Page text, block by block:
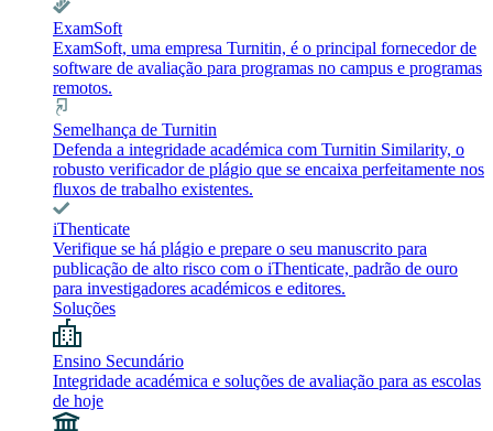
ExamSoft
ExamSoft, uma empresa Turnitin, é o principal fornecedor de
software de avaliação para programas no campus e programas
remotos.
Semelhança de Turnitin
Defenda a integridade académica com Turnitin Similarity, o
robusto verificador de plágio que se encaixa perfeitamente nos
fluxos de trabalho existentes.
iThenticate
Verifique se há plágio e prepare o seu manuscrito para
publicação de alto risco com o iThenticate, padrão de ouro
para investigadores académicos e editores.
Soluções
Ensino Secundário
Integridade académica e soluções de avaliação para as escolas
de hoje